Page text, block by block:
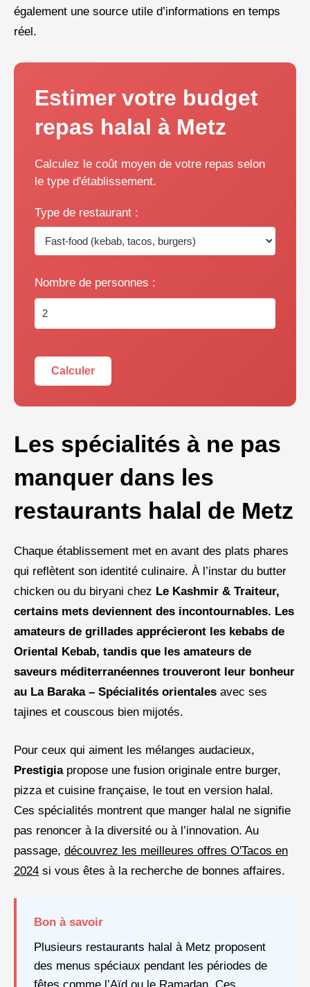
également une source utile d’informations en temps
réel.
Estimer votre budget
repas halal à Metz
Calculez le coût moyen de votre repas selon
le type d'établissement.
Type de restaurant :
Nombre de personnes :
Calculer
Les spécialités à ne pas
manquer dans les
restaurants halal de Metz
Chaque établissement met en avant des plats phares
qui reflètent son identité culinaire. À l’instar du butter
chicken ou du biryani chez Le Kashmir & Traiteur,
certains mets deviennent des incontournables. Les
amateurs de grillades apprécieront les kebabs de
Oriental Kebab, tandis que les amateurs de
saveurs méditerranéennes trouveront leur bonheur
au La Baraka – Spécialités orientales avec ses
tajines et couscous bien mijotés.
Pour ceux qui aiment les mélanges audacieux,
Prestigiapropose une fusion originale entre burger,
pizza et cuisine française, le tout en version halal.
Ces spécialités montrent que manger halal ne signifie
pas renoncer à la diversité ou à l’innovation. Au
passage, découvrez les meilleures offres O'Tacos en
2024 si vous êtes à la recherche de bonnes affaires.
Bon à savoir
Plusieurs restaurants halal à Metz proposent
des menus spéciaux pendant les périodes de